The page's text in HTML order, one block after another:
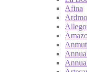
Afina
Anmut